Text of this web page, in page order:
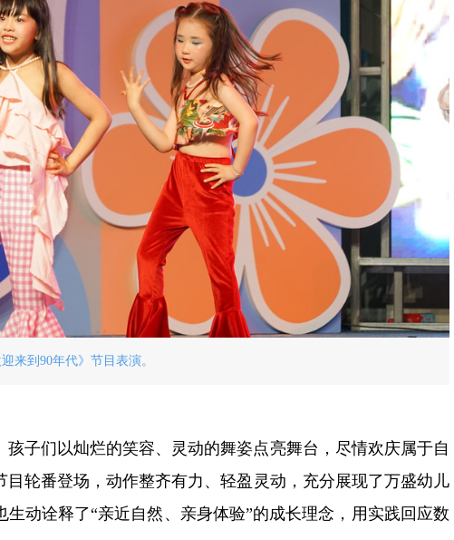
来到90年代》节目表演。
子们以灿烂的笑容、灵动的舞姿点亮舞台，尽情欢庆属于自
轮番登场，动作整齐有力、轻盈灵动，充分展现了万盛幼儿
动诠释了“亲近自然、亲身体验”的成长理念，用实践回应数